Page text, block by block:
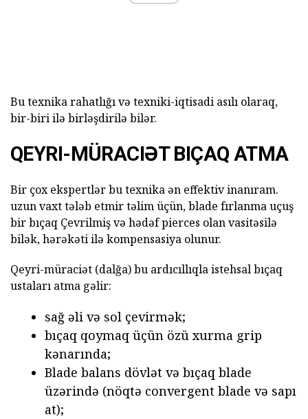
Bu texnika rahatlığı və texniki-iqtisadi asılı olaraq,
bir-biri ilə birləşdirilə bilər.
QEYRI-MÜRACIƏT BIÇAQ ATMA
Bir çox ekspertlər bu texnika ən effektiv inanıram.
uzun vaxt tələb etmir təlim üçün, blade fırlanma uçuş
bir bıçaq Çevrilmiş və hədəf pierces olan vasitəsilə
bilək, hərəkəti ilə kompensasiya olunur.
Qeyri-müraciət (dalğa) bu ardıcıllıqla istehsal bıçaq
ustaları atma gəlir:
sağ əli və sol çevirmək;
bıçaq qoymaq üçün özü xurma grip
kənarında;
Blade balans dövlət və bıçaq blade
üzərində (nöqtə convergent blade və sapı
at);